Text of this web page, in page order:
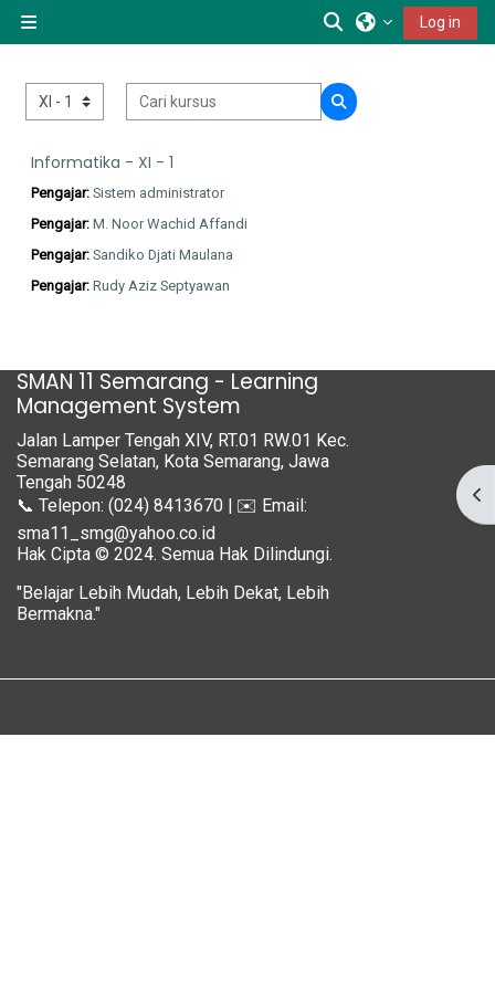
Alihkan input
Log in
Kategori kursus
Cari kursus
Cari kursus
Informatika - XI - 1
Pengajar: Sistem administrator
Pengajar: M. Noor Wachid Affandi
Pengajar: Sandiko Djati Maulana
Pengajar: Rudy Aziz Septyawan
SMAN 11 Semarang - Learning
Management System
Jalan Lamper Tengah XIV, RT.01 RW.01 Kec.
Semarang Selatan, Kota Semarang, Jawa
Tengah 50248
📞 Telepon: (024) 8413670 | ✉️ Email:
sma11_smg@yahoo.co.id
Hak Cipta © 2024. Semua Hak Dilindungi.
"Belajar Lebih Mudah, Lebih Dekat, Lebih
Bermakna."